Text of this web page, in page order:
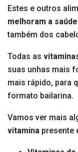
Estes e outros
melhoram a
também dos
Todas as
suas unhas mais
mais rápido, para
formato bailarina.
Vamos ver mais
vitamina presente